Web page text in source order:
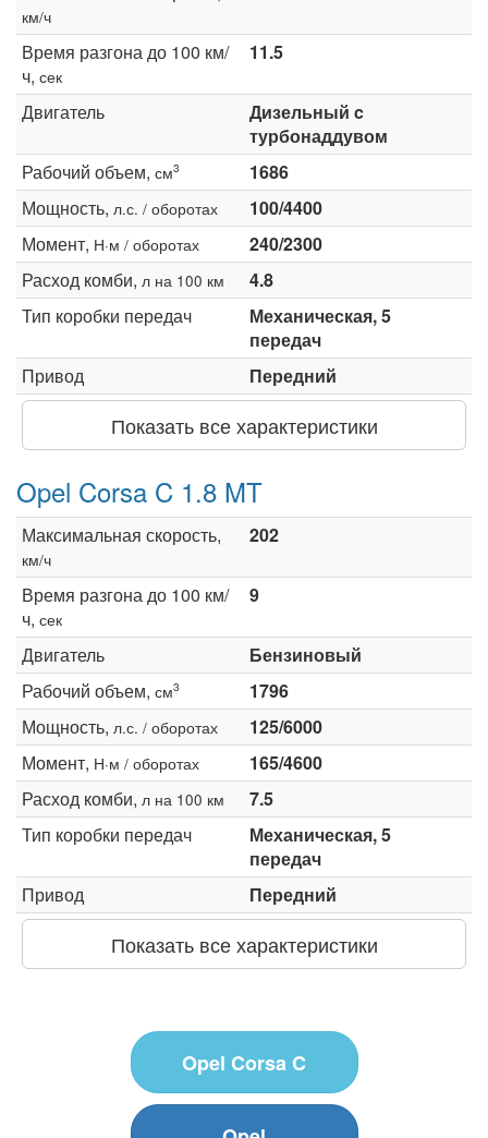
км/ч
Время разгона до 100 км/
ч, сек
11.5
Двигатель
Дизельный c
турбонаддувом
Рабочий объем, см3
1686
Мощность, л.с. / оборотах
100/4400
Момент, Н·м / оборотах
240/2300
Расход комби, л на 100 км
4.8
Тип коробки передач
Механическая, 5
передач
Привод
Передний
Показать все характеристики
Opel Corsa C 1.8 MT
Максимальная скорость,
км/ч
202
Время разгона до 100 км/
ч, сек
9
Двигатель
Бензиновый
Рабочий объем, см3
1796
Мощность, л.с. / оборотах
125/6000
Момент, Н·м / оборотах
165/4600
Расход комби, л на 100 км
7.5
Тип коробки передач
Механическая, 5
передач
Привод
Передний
Показать все характеристики
Opel Corsa C